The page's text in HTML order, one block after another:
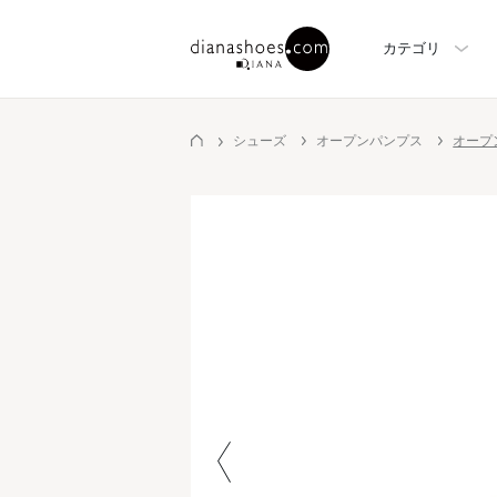
カテゴリ
シューズ オープンパンプス オープ